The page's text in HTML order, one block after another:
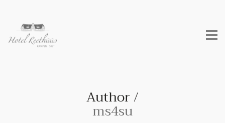
Author /
ms4su